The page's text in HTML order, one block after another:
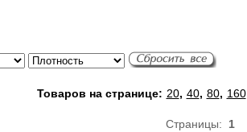
Товаров на странице: 20, 40, 80, 160
Страницы: 1